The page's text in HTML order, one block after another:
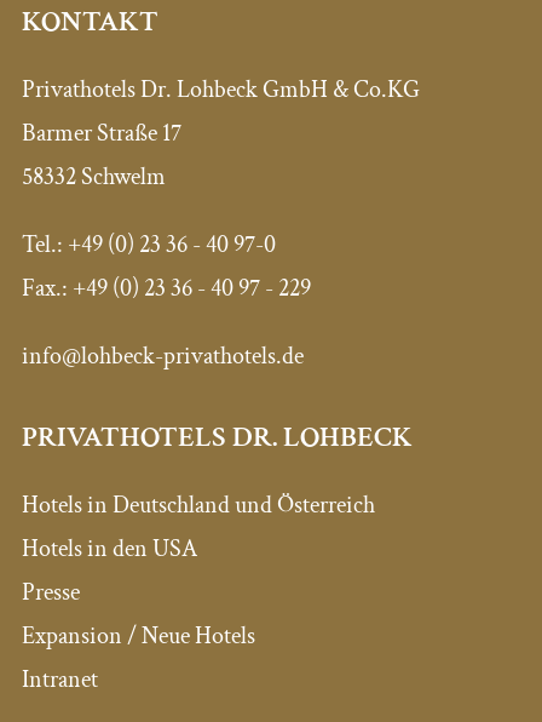
KONTAKT
Privathotels Dr. Lohbeck GmbH & Co.KG
Barmer Straße 17
58332 Schwelm
Tel.: +49 (0) 23 36 - 40 97-0
Fax.: +49 (0) 23 36 - 40 97 - 229
info@lohbeck-privathotels.de
PRIVATHOTELS DR. LOHBECK
Hotels in Deutschland und Österreich
Hotels in den USA
Presse
Expansion / Neue Hotels
Intranet